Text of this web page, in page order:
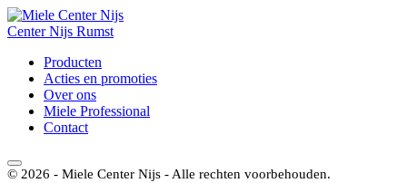
CenterNijs Rumst
Producten
Acties en promoties
Over ons
Miele Professional
Contact
© 2026 - Miele Center Nijs - Alle rechten voorbehouden.